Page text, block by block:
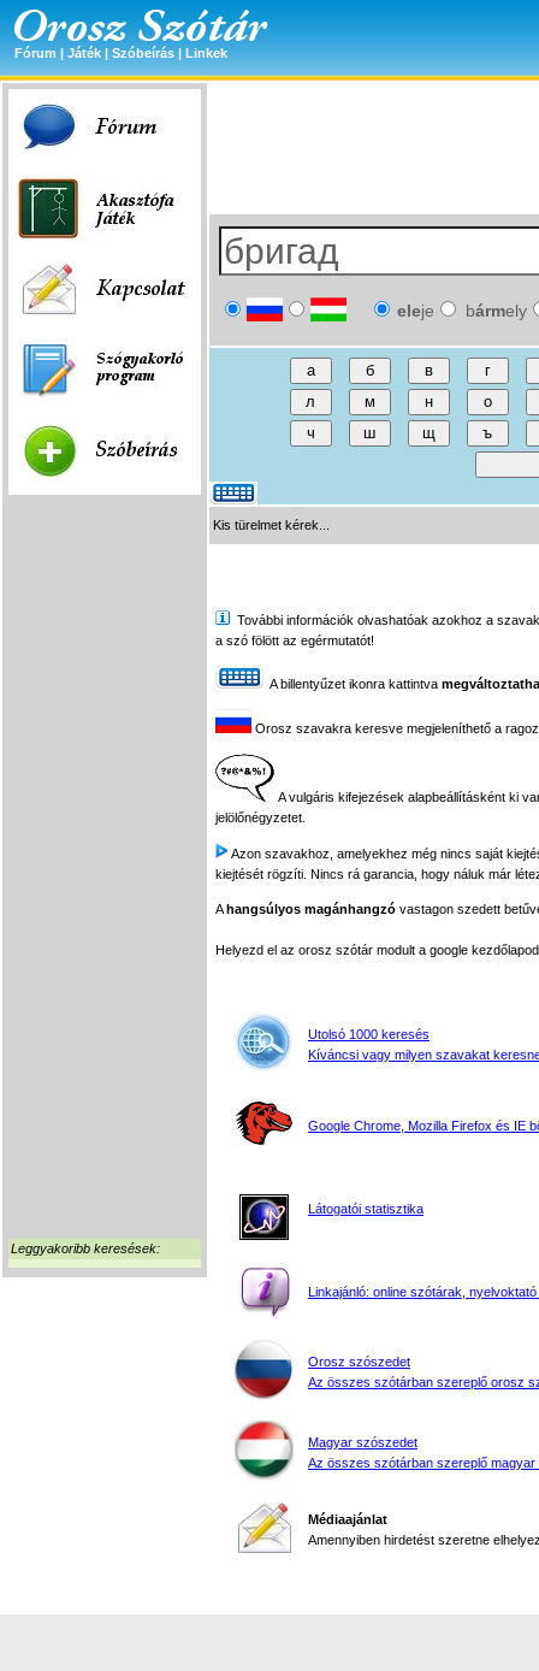
Fórum | Játék | Szóbeírás | Linkek
Leggyakoribb keresések:
eleje bármely
Kis türelmet kérek...
További információk olvashatóak azokhoz a
a szó fölött az egérmutatót!
A billentyűzet ikonra kattintva
Orosz szavakra keresve megjeleníthető a
A vulgáris kifejezések alapbeállításként ki
jelölőnégyzetet.
Azon szavakhoz, amelyekhez még nincs saját
kiejtését rögzíti. Nincs rá garancia, hogy náluk már
Ahangsúlyos magánhangzó vastagon szedett
Helyezd el az orosz szótár modult a google
Utolsó 1000 keresés
Kíváncsi vagy milyen szavakat
Google Chrome, Mozilla Firefox és IE
Látogatói statisztika
Linkajánló: online szótárak, nyelvoktató
Orosz szószedet
Az összes szótárban szereplő orosz
Magyar szószedet
Az összes szótárban szereplő magyar
Médiaajánlat
Amennyiben hirdetést szeretne